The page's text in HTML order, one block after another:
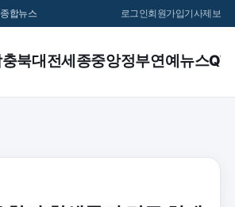
합뉴스 로그인회원가입기사제보
충북대전세종중앙정부연예 뉴스